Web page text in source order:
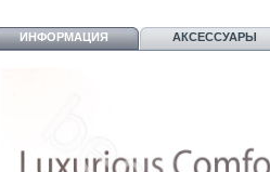
ИНФОРМАЦИЯ АКСЕССУАРЫ